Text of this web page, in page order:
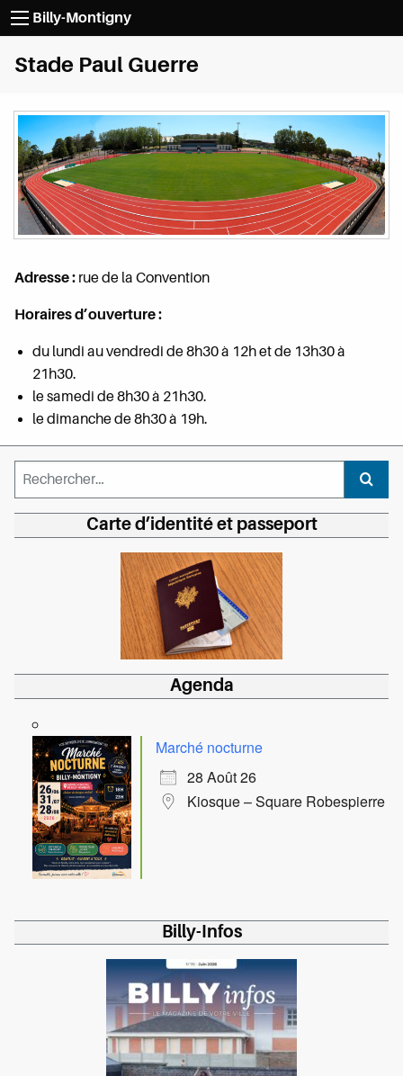
Passer au contenu
Billy-Montigny
Stade Paul Guerre
Adresse : rue de la Convention
Horaires d’ouverture :
du lundi au vendredi de 8h30 à 12h et de 13h30 à
21h30.
le samedi de 8h30 à 21h30.
le dimanche de 8h30 à 19h.
Rechercher :
Carte d’identité et passeport
Agenda
Marché nocturne
28 Août 26
Kiosque – Square Robespierre
Billy-Infos